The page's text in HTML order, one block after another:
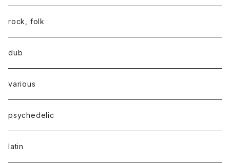
rock, folk
dub
various
psychedelic
latin